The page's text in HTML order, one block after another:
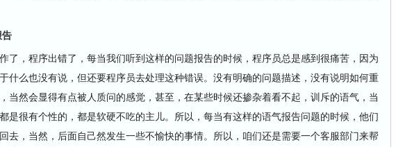
，程序出错了，每当我们听到这样的问题报告的时候，程序员总是感到很痛苦，因为
什么也没有说，但还要程序员去处理这种错误。没有明确的问题描述，没有说明如何重
当然会显得有点被人质问的感觉，甚至，在某些时候还掺杂着看不起，训斥的语气，当
是很有个性的，都是软硬不吃的主儿。所以，每当有这样的语气报告问题的时候，他们
去，当然，后面自己然发生一些不愉快的事情。所以，咱们还是需要一个客服部门来帮